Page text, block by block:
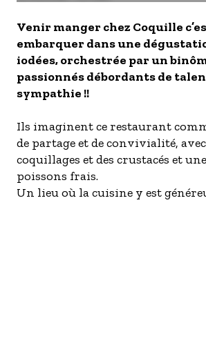
LES OFFRES MYPROVENCE
S'inscrire à nos newsletters
Venir manger chez Coquille
embarquer dans une
iodées, orchestrée par un
passionnés débordants de
sympathie !!
Ils imaginent ce restaurant
de partage et de convivialité,
coquillages et des crustacés et une carte à base de
poissons frais.
Un lieu où la cuisine y est
provenant de fournisseurs